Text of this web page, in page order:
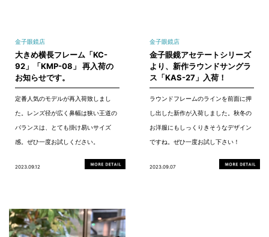
金子眼鏡店
大きめ横長フレーム「KC-
92」「KMP-08」 再入荷の
お知らせです。
定番人気のモデルが再入荷致しまし
た。レンズ径が広く鼻幅は狭い王道の
バランスは、とても掛け易いサイズ
感。ぜひ一度お試しください。
2023.09.12
金子眼鏡店
金子眼鏡アセテートシリーズ
より、新作ラウンドサングラ
ス「KAS-27」入荷！
ラウンドフレームのラインを前面に押
し出した新作が入荷しました。秋冬の
お洋服にもしっくりきそうなデザイン
ですね。ぜひ一度お試し下さい！
2023.09.07